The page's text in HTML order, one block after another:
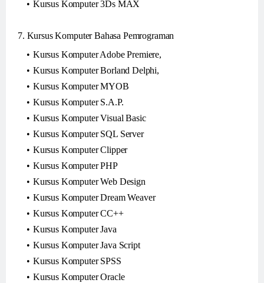
Kursus Komputer 3Ds MAX
7. Kursus Komputer Bahasa Pemrograman
Kursus Komputer Adobe Premiere,
Kursus Komputer Borland Delphi,
Kursus Komputer MYOB
Kursus Komputer S.A.P.
Kursus Komputer Visual Basic
Kursus Komputer SQL Server
Kursus Komputer Clipper
Kursus Komputer PHP
Kursus Komputer Web Design
Kursus Komputer Dream Weaver
Kursus Komputer CC++
Kursus Komputer Java
Kursus Komputer Java Script
Kursus Komputer SPSS
Kursus Komputer Oracle